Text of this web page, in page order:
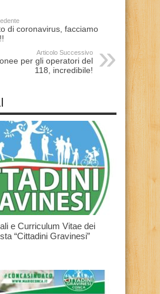
di coronavirus, facciamo
Articolo Successivo
per gli operatori del
118, incredibile!
e Curriculum Vitae dei
“Cittadini Gravinesi”